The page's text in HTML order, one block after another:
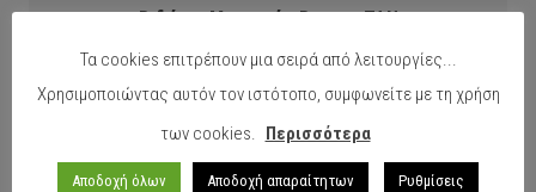
Βιδώνια Μαραγκών Bessey TAN
Τα cookies επιτρέπουν μια σειρά από λειτουργίες...
Χρησιμοποιώντας αυτόν τον ιστότοπο, συμφωνείτε με τη χρήση
των cookies. Περισσότερα
Αποδοχή όλων Αποδοχή απαραίτητων Ρυθμίσεις